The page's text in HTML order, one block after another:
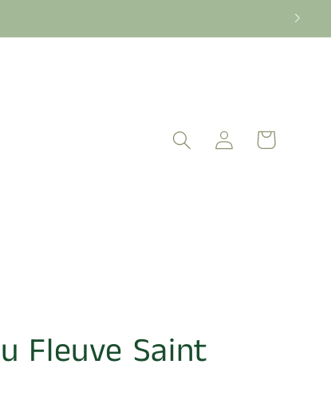
ConnexionPanier
Fleuve Saint